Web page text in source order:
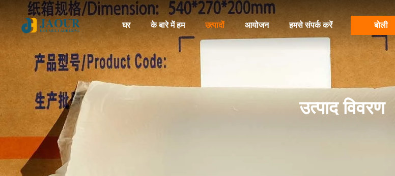
घर के बारे में हम उत्पादों आयोजन हमसे संपर्क करें बोली
उत्पाद विवरण